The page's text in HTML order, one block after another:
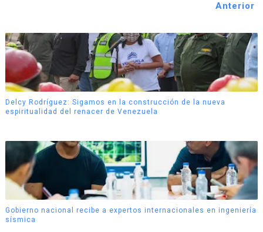
Anterior
Delcy Rodríguez: Sigamos en la construcción de la nueva
espiritualidad del renacer de Venezuela
Gobierno nacional recibe a expertos internacionales en ingeniería
sísmica